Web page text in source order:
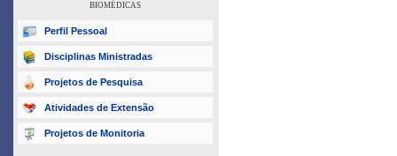
BIOMÉDICAS
Perfil Pessoal
Disciplinas Ministradas
Projetos de Pesquisa
Atividades de Extensão
Projetos de Monitoria